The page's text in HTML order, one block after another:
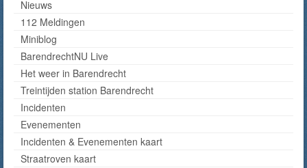
Nieuws
112 Meldingen
Miniblog
BarendrechtNU Live
Het weer in Barendrecht
Treintijden station Barendrecht
Incidenten
Evenementen
Incidenten & Evenementen kaart
Straatroven kaart